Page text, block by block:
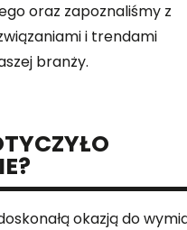
SPRZEDAŻY DOMÓW
PŁYT
OBRÓBKA DREWNA
oraz zapoznaliśmy z
i trendami
branży.
okazją do